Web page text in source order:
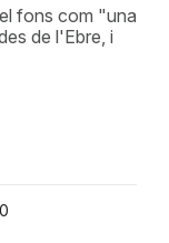
fons com "una
de l'Ebre, i